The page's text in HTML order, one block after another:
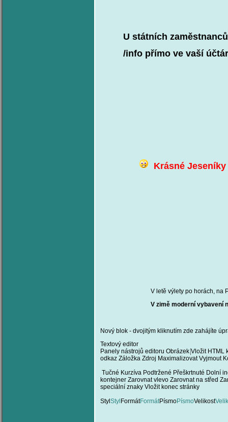
U státních zaměstnanců
/info přímo ve vaší
Krásné
V letě výlety po horách, na Praděd
V zimě moderní vybavení na všech
Nový blok - dvojitým kliknutím zde zahájíte
Textový editor
Panely nástrojů editoru Obrázek Vložit HTML
odkaz Záložka Zdroj Maximalizovat Vyjmout
Tučné Kurzíva Podtržené Přeškrtnuté Dolní
kontejner Zarovnat vlevo Zarovnat na střed
speciální znaky Vložit konec stránky
Styl Styl FormátFormátPísmoPísmoVelikost